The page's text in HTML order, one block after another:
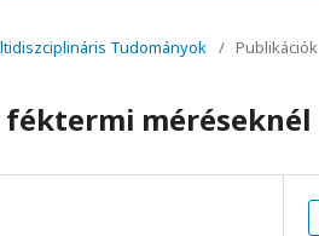
Tudományok / Publikációk
méréseknél